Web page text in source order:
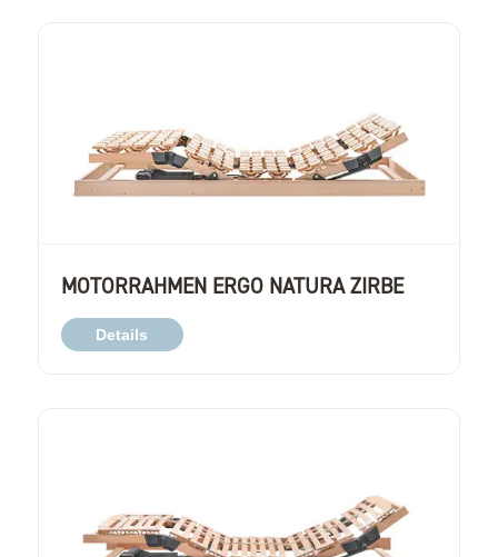
MOTORRAHMEN ERGO NATURA ZIRBE
Details